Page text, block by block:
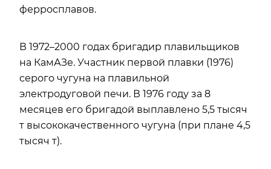
ферросплавов.
В 1972–2000 годах бригадир плавильщиков
на КамАЗе. Участник первой плавки (1976)
серого чугуна на плавильной
электродуговой печи. В 1976 году за 8
месяцев его бригадой выплавлено 5,5 тысяч
т высококачественного чугуна (при плане 4,5
тысяч т).